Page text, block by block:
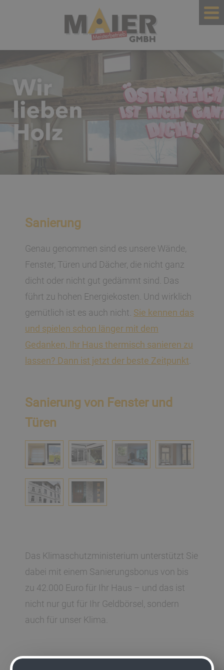
Sanierung
Genau genommen sind es unsere Wände,
Fenster, Türen und Dächer, die nicht ganz
dicht oder nicht gut gedämmt sind. Das
führt zu hohen Energiekosten. Und wirklich
gemütlich ist es auch nicht. Sie kennen das
und spielen schon länger mit dem
Gedanken, Ihr Haus thermisch sanieren zu
lassen? Dann ist jetzt der beste Zeitpunkt
Sanierung von Fenster und
Türen
Das Klimaschutzministerium unterstützt Sie
dabei mit einem Sanierungsbonus von bis
zu 42.000 Euro für Ihr Haus – und das ist
nicht nur gut für Ihr Geldbörsel, sondern
auch für unser Klima.
Sanierung von Bau- und